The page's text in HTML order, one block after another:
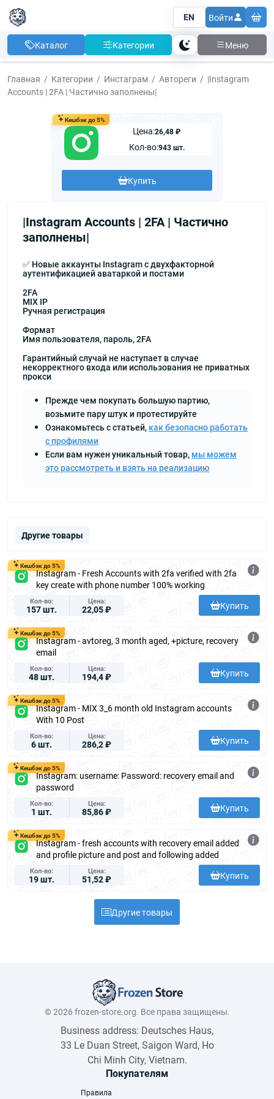
EN Войти
Каталог Категории Тема Меню
Главная Категории Инстаграм Автореги
|Instagram
Accounts | 2FA | Частично заполнены|
Кешбэк до 5%
Цена:26,48 ₽
Кол-во:943 шт.
Купить
|Instagram Accounts | 2FA | Частично
заполнены|
✅ Новые аккаунты Instagram с двухфакторной
аутентификацией аватаркой и постами
2FA
MIX IP
Ручная регистрация
Формат
Имя пользователя, пароль, 2FA
Гарантийный случай не наступает в случае
некорректного входа или использования не приватных
прокси
Прежде чем покупать большую партию,
возьмите пару штук и протестируйте
Ознакомьтесь с статьей, как безопасно работать
с профилями
Если вам нужен уникальный товар, мы можем
это рассмотреть и взять на реализацию
Другие товары
Кешбэк до 5%
Instagram - Fresh Accounts with 2fa verified with 2fa
key create with phone number 100% working
Кол-во
157 шт.
Цена
22,05 ₽ Купить
Кешбэк до 5%
Instagram - avtoreg, 3 month aged, +picture, recovery
email
Кол-во
48 шт.
Цена
194,4 ₽ Купить
Кешбэк до 5%
Instagram - MIX 3_6 month old Instagram accounts
With 10 Post
Кол-во
6 шт.
Цена
286,2 ₽ Купить
Кешбэк до 5%
Instagram: username: Password: recovery email and
password
Кол-во
1 шт.
Цена
85,86 ₽ Купить
Кешбэк до 5%
Instagram - fresh accounts with recovery email added
and profile picture and post and following added
Кол-во
19 шт.
Цена
51,52 ₽ Купить
Другие товары
© 2026 frozen-store.org. Все права защищены.
Business address: Deutsches Haus,
33 Le Duan Street, Saigon Ward, Ho
Chi Minh City, Vietnam.
Покупателям
Правила